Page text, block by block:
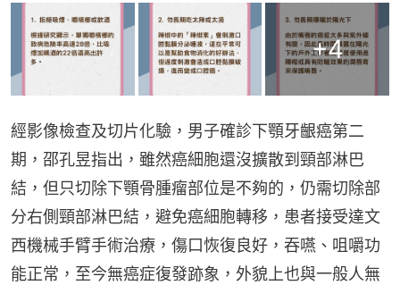
+4
經影像檢查及切片化驗，男子確診下顎牙齦癌第二
期，邵孔昱指出，雖然癌細胞還沒擴散到頸部淋巴
結，但只切除下顎骨腫瘤部位是不夠的，仍需切除部
分右側頸部淋巴結，避免癌細胞轉移，患者接受達文
西機械手臂手術治療，傷口恢復良好，吞嚥、咀嚼功
能正常，至今無癌症復發跡象，外貌上也與一般人無